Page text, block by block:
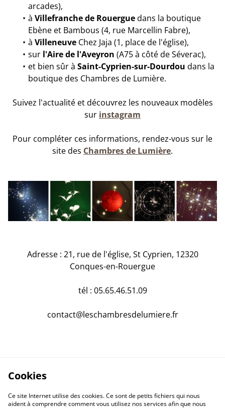
arcades),
à Villefranche de Rouerguedans la boutique
Ebène et Bambous (4, rue Marcellin Fabre),
à Villeneuve Chez Jaja (1, place de l'église),
sur l'Aire de l'Aveyron (A75 à côté de Séverac),
et bien sûr à Saint-Cyprien-sur-Dourdou dans la
boutique des Chambres de Lumière.
Suivez l'actualité et découvrez les nouveaux modèles
sur instagram
Pour compléter ces informations, rendez-vous sur le
site des Chambres de Lumière.
Adresse : 21, rue de l'église, St Cyprien, 12320
Conques-en-Rouergue
tél : 05.65.46.51.09
contact@leschambresdelumiere.fr
Cookies
Ce site Internet utilise des cookies. Ce sont de petits fichiers qui nous
aident à comprendre comment vous utilisez nos services afin que nous